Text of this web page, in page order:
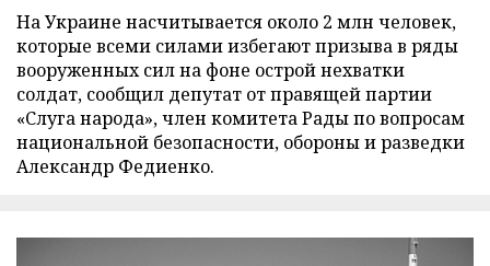
На Украине насчитывается около 2 млн человек,
которые всеми силами избегают призыва в ряды
вооруженных сил на фоне острой нехватки
солдат, сообщил депутат от правящей партии
«Слуга народа», член комитета Рады по вопросам
национальной безопасности, обороны и разведки
Александр Федиенко.